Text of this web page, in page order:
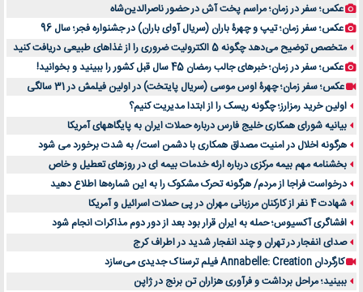
عکس؛ سفر در زمان؛ مراسم پخت آش در حضور ناصرالدین‌شاه
عکس؛ سفر زمان؛ تیپ و چهرۀ باران (سریال آوای باران) در جشنواره فجر؛ سال 96
متخصص توضیح می‌دهد چگونه 5 الکترولیت ضروری را از غذاهای طبیعی دریافت کنید
عکس؛ سفر در زمان؛ خبرهای جالب رمضان 45 سال قبل کشور را ببینید و بخوانید!
عکس؛ سفر زمان؛ چهرۀ اوس موسی (سریال پایتخت) در اولین فیلمش در 31 سالگی
اولین خرید رمزارز؛ چگونه ریسک را از ابتدا مدیریت کنیم؟
بیانیه شورای همکاری خلیج فارس درباره حملات ایران به پایگاههای آمریکا
هرگونه اخلال در امنیت مصداق همکاری با دشمن است/ به شدت برخورد می شود
بخشنامه مهم بیمه مرکزی درباره ارئه خدمات بیمه ای در روزهای تعطیل و خاص
درخواست فراجا از مردم/ هرگونه تحرک مشکوک را به این شماره‌ها اطلاع دهید
شهادت 4 نفر از کارکنان مرزبانی مهران در پی حملات اسرائیل و آمریکا
افشاگری آکسیوس؛ حمله به ایران قرار بود بعد از دور دوم مذاکرات انجام شود
صدای انفجار در تهران و چند انفجار شدید در اطراف کرج
کارگردان Annabelle: Creation فیلم ترسناک جدیدی می‌سازد
ببینید؛ مراحل برداشت و فرآوری هزاران تن برنج در ژاپن